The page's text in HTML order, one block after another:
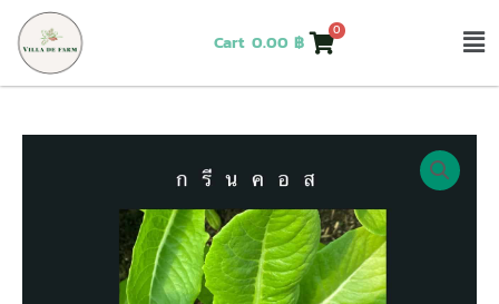
content
Cart 0.00 ฿
0